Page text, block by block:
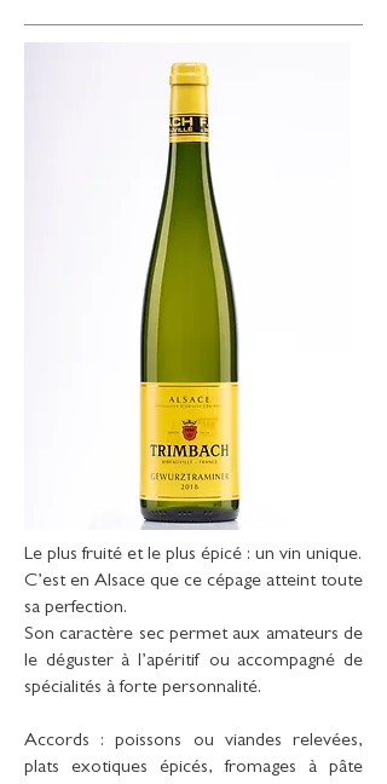
Le plus fruité et le plus épicé : un vin unique.
C’est en Alsace que ce cépage atteint toute
sa perfection.
Son caractère sec permet aux amateurs de
le déguster à l’apéritif ou accompagné de
spécialités à forte personnalité.
Accords : poissons ou viandes relevées,
plats exotiques épicés, fromages à pâte